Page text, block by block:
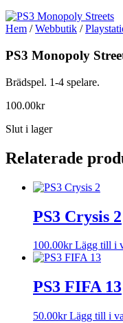
Hem /Webbutik /
PS3 Monopoly
Brädspel. 1-4 spelare.
100.00kr
Slut i lager
Relaterade
PS3 Crysis 2
100.00kr Lägg till i
PS3 FIFA 13
50.00kr Lägg till i